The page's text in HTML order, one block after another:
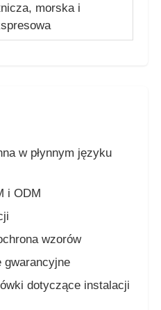
morska i
w płynnym języku
i ODM
wzorów
gwarancyjne
dotyczące instalacji